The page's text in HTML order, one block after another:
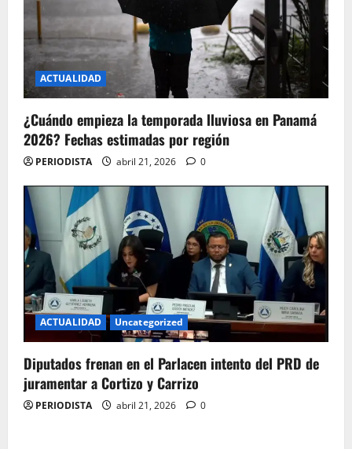
ACTUALIDAD
¿Cuándo empieza la temporada lluviosa en Panamá
2026? Fechas estimadas por región
PERIODISTA abril 21, 2026 0
ACTUALIDAD Uncategorized
Diputados frenan en el Parlacen intento del PRD de
juramentar a Cortizo y Carrizo
PERIODISTA abril 21, 2026 0